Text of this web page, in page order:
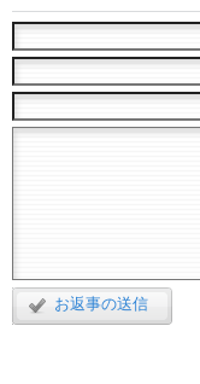
お返事の送信